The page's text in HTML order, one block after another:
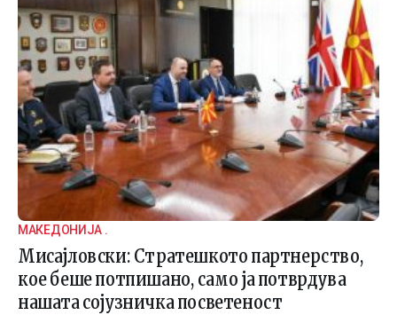
МАКЕДОНИЈА .
Мисајловски: Стратешкото партнерство,
кое беше потпишано, само ја потврдува
нашата сојузничка посветеност